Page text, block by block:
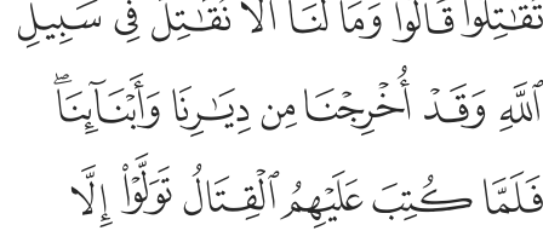
ﱟﱠﱡﱢﱣﱤﱥﱦﱧ
ﱨﱩ ﱪﱫﱬﱭﱮ
ﱯﱰﱱﱲﱳﱴ